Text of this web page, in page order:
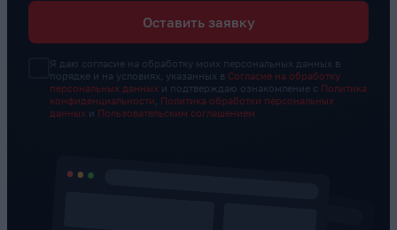
Оставить заявку
Я даю согласие на обработку моих персональных данных в
порядке и на условиях, указанных в Согласие на обработку
персональных данных и подтверждаю ознакомление с Политика
конфиденциальности
Политика обработки персональных
данных и Пользовательским соглашением